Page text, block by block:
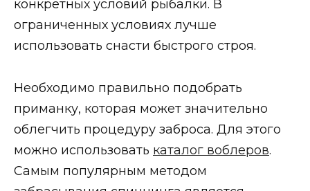
конкретных условий рыбалки. В
ограниченных условиях лучше
использовать снасти быстрого строя.
Необходимо правильно подобрать
приманку, которая может значительно
облегчить процедуру заброса. Для этого
можно использовать каталог воблеров.
Самым популярным методом